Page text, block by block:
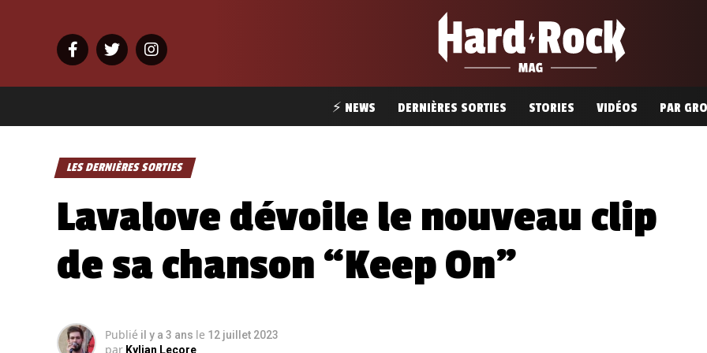
⚡ NEWS DERNIÈRES SORTIES STORIES VIDÉOS PAR
LES DERNIÈRES SORTIES
Lavalove dévoile le nouveau clip
de sa chanson “Keep On”
Publié il y a 3 ans le 12 juillet 2023
par Kylian Lecore